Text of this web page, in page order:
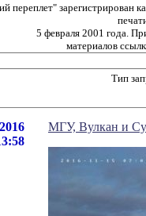
переплет" зарегистрирован
5 февраля 2001 года.
материалов
Тип
МГУ, Вулкан и